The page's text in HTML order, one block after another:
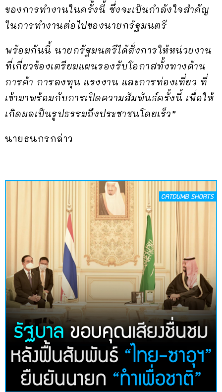
ของการทำงานในครั้งนี้ ซึ่งจะเป็นกำลังใจสำคัญ
ในการทำงานต่อไปของนายกรัฐมนตรี
พร้อมกันนี้ นายกรัฐมนตรีได้สั่งการให้หน่วยงาน
ที่เกี่ยวข้องเตรียมแผนรองรับโอกาสทั้งทางด้าน
การค้า การลงทุน แรงงาน และการท่องเที่ยว ที่
เข้ามาพร้อมกับการเปิดความสัมพันธ์ครั้งนี้ เพื่อให้
เกิดผลเป็นรูปธรรมถึงประชาชนโดยเร็ว”
นายธนกรกล่าว